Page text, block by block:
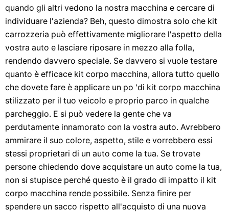
quando gli altri vedono la nostra macchina e cercare di
individuare l'azienda? Beh, questo dimostra solo che kit
carrozzeria può effettivamente migliorare l'aspetto della
vostra auto e lasciare riposare in mezzo alla folla,
rendendo davvero speciale. Se davvero si vuole testare
quanto è efficace kit corpo macchina, allora tutto quello
che dovete fare è applicare un po 'di kit corpo macchina
stilizzato per il tuo veicolo e proprio parco in qualche
parcheggio. E si può vedere la gente che va
perdutamente innamorato con la vostra auto. Avrebbero
ammirare il suo colore, aspetto, stile e vorrebbero essi
stessi proprietari di un auto come la tua. Se trovate
persone chiedendo dove acquistare un auto come la tua,
non si stupisce perché questo è il grado di impatto il kit
corpo macchina rende possibile. Senza finire per
spendere un sacco rispetto all'acquisto di una nuova